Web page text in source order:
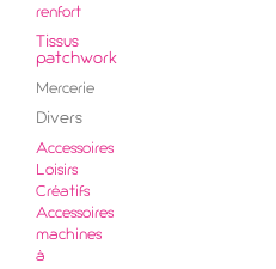
renfort
Tissus
patchwork
Mercerie
Divers
Accessoires
Loisirs
Créatifs
Accessoires
machines
à